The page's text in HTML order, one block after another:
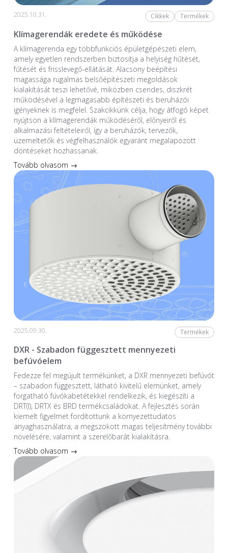
2025.10.31. Cikkek Termékek
Klímagerendák eredete és működése
A klímagerenda egy többfunkciós épületgépészeti elem,
amely egyetlen rendszerben biztosítja a helyiség hűtését,
fűtését és frisslevegő-ellátását. Alacsony beépítési
magassága rugalmas belsőépítészeti megoldások
kialakítását teszi lehetővé, miközben csendes, diszkrét
működésével a legmagasabb építészeti és beruházói
igényeknek is megfelel. Szakcikkünk célja, hogy átfogó képet
nyújtson a klímagerendák működéséről, előnyeiről és
alkalmazási feltételeiről, így a beruházók, tervezők,
üzemeltetők és végfelhasználók egyaránt megalapozott
döntéseket hozhassanak.
Tovább olvasom →
2025.09.30. Termékek
DXR - Szabadon függesztett mennyezeti
befúvóelem
Fedezze fel megújult termékünket, a DXR mennyezeti befúvót
– szabadon függesztett, látható kivitelű elemünket, amely
forgatható fúvókabetétekkel rendelkezik, és kiegészíti a
DRT(I), DRTX és BRD termékcsaládokat. A fejlesztés során
kiemelt figyelmet fordítottunk a környezettudatos
anyaghasználatra, a megszokott magas teljesítmény további
növelésére, valamint a szerelőbarát kialakításra.
Tovább olvasom →